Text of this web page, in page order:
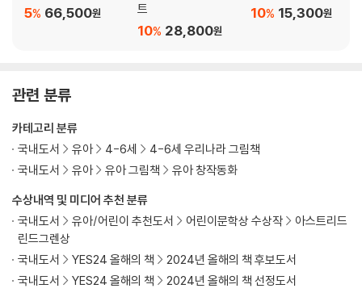
66,500원
5%
트
28,800원
10%
15,300원
10%
관련 분류
수상내역 및 미디어 추천 분류
국내도서
유아/어린이 추천도서 어린이문학상 수상작
아스트리드
린드그렌상
국내도서
YES24 올해의 책
2024년 올해의 책 후보도서
국내도서
YES24 올해의 책 2024년 올해의 책 선정도서
카테고리 분류
국내도서
유아 4-6세
4-6세 우리나라 그림책
국내도서
유아 유아 그림책 유아 창작동화